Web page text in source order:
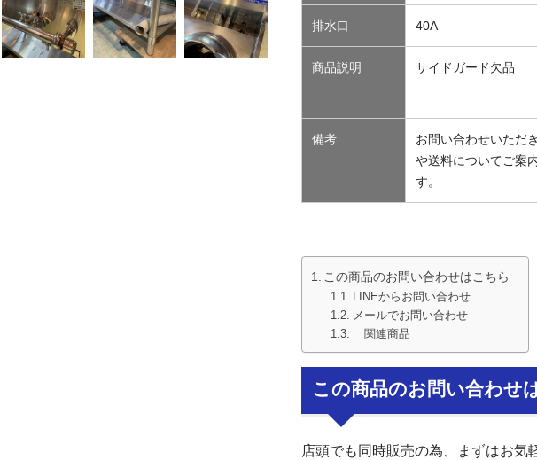
排水口 40A
商品説明 サイドガード欠品
備考
お問い合わせいただ
や送料についてご案
す。
この商品のお問い合わせはこちら
LINEからお問い合わせ
メールでお問い合わせ
関連商品
この商品のお問い合わせ
店頭でも同時販売の為、まずはお気